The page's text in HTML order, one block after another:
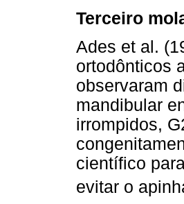
Terceiro
Ades et al.
ortodônticos
observaram
mandibular
irrompidos,
científico
evitar o